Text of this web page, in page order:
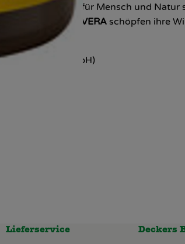
Verantwortung für Mensch und
PRIMAVERA schöpfen ihre
Landbau mbH)
Lieferservice Deckers